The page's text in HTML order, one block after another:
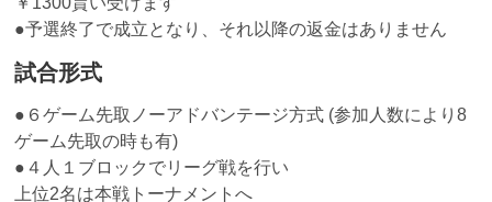
●予選終了で成立となり、それ以降の返金はありません
試合形式
●６ゲーム先取ノーアドバンテージ方式 (参加人数により8
ゲーム先取の時も有)
●４人１ブロックでリーグ戦を行い
上位2名は本戦トーナメントへ